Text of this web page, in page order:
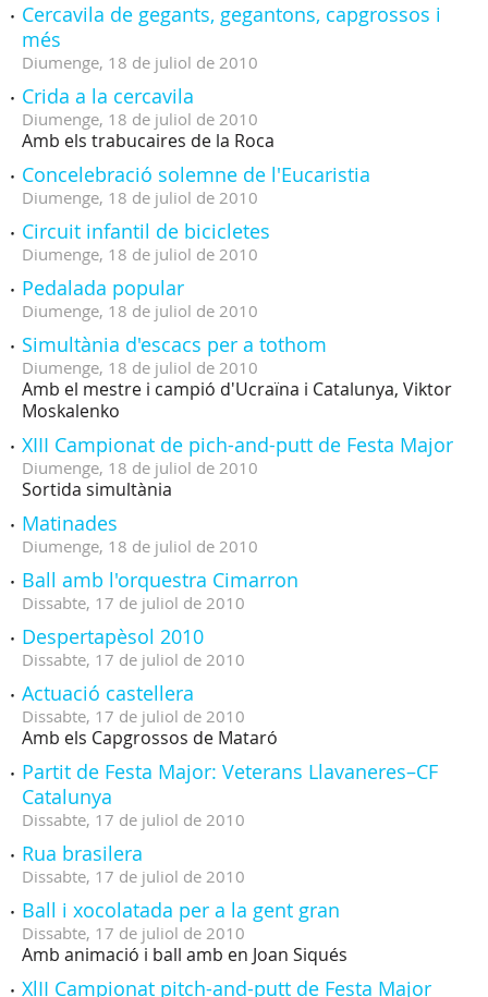
Cercavila de gegants, gegantons, capgrossos i
més
Diumenge, 18 de juliol de 2010
Crida a la cercavila
Diumenge, 18 de juliol de 2010
Amb els trabucaires de la Roca
Concelebració solemne de l'Eucaristia
Diumenge, 18 de juliol de 2010
Circuit infantil de bicicletes
Diumenge, 18 de juliol de 2010
Pedalada popular
Diumenge, 18 de juliol de 2010
Simultània d'escacs per a tothom
Diumenge, 18 de juliol de 2010
Amb el mestre i campió d'Ucraïna i Catalunya, Viktor
Moskalenko
XIII Campionat de pich-and-putt de Festa Major
Diumenge, 18 de juliol de 2010
Sortida simultània
Matinades
Diumenge, 18 de juliol de 2010
Ball amb l'orquestra Cimarron
Dissabte, 17 de juliol de 2010
Despertapèsol 2010
Dissabte, 17 de juliol de 2010
Actuació castellera
Dissabte, 17 de juliol de 2010
Amb els Capgrossos de Mataró
Partit de Festa Major: Veterans Llavaneres–CF
Catalunya
Dissabte, 17 de juliol de 2010
Rua brasilera
Dissabte, 17 de juliol de 2010
Ball i xocolatada per a la gent gran
Dissabte, 17 de juliol de 2010
Amb animació i ball amb en Joan Siqués
XlII Campionat pitch-and-putt de Festa Major